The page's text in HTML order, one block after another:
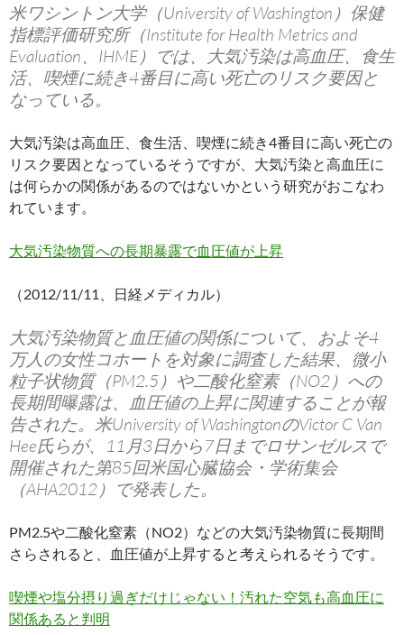
米ワシントン大学（University of Washington）保健
指標評価研究所（Institute for Health Metrics and
Evaluation、IHME）では、大気汚染は高血圧、食生
活、喫煙に続き4番目に高い死亡のリスク要因と
なっている。
大気汚染は高血圧、食生活、喫煙に続き4番目に高い死亡の
リスク要因となっているそうですが、大気汚染と高血圧に
は何らかの関係があるのではないかという研究がおこなわ
れています。
大気汚染物質への長期暴露で血圧値が上昇
（2012/11/11、日経メディカル）
大気汚染物質と血圧値の関係について、およそ4
万人の女性コホートを対象に調査した結果、微小
粒子状物質（PM2.5）や二酸化窒素（NO2）への
長期間曝露は、血圧値の上昇に関連することが報
告された。米University of WashingtonのVictor C Van
Hee氏らが、11月3日から7日までロサンゼルスで
開催された第85回米国心臓協会・学術集会
（AHA2012）で発表した。
PM2.5や二酸化窒素（NO2）などの大気汚染物質に長期間
さらされると、血圧値が上昇すると考えられるそうです。
喫煙や塩分摂り過ぎだけじゃない！汚れた空気も高血圧に
関係あると判明